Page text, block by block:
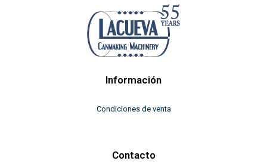
Información
Condiciones de venta
Contacto